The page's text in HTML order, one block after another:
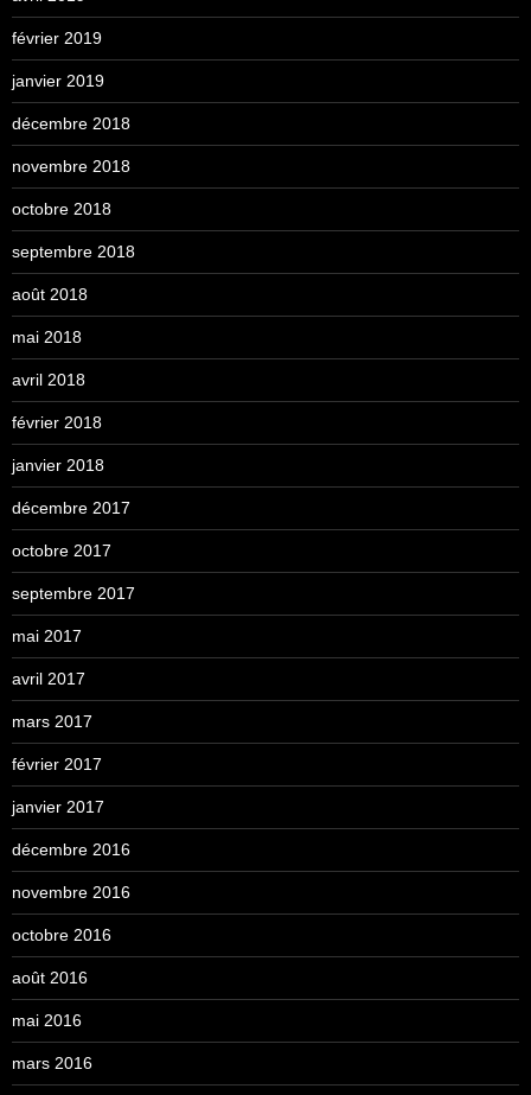
février 2019
janvier 2019
décembre 2018
novembre 2018
octobre 2018
septembre 2018
août 2018
mai 2018
avril 2018
février 2018
janvier 2018
décembre 2017
octobre 2017
septembre 2017
mai 2017
avril 2017
mars 2017
février 2017
janvier 2017
décembre 2016
novembre 2016
octobre 2016
août 2016
mai 2016
mars 2016